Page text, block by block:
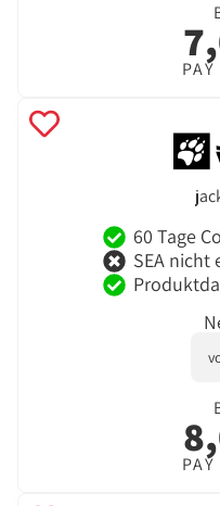
60 Tage
SEA nicht